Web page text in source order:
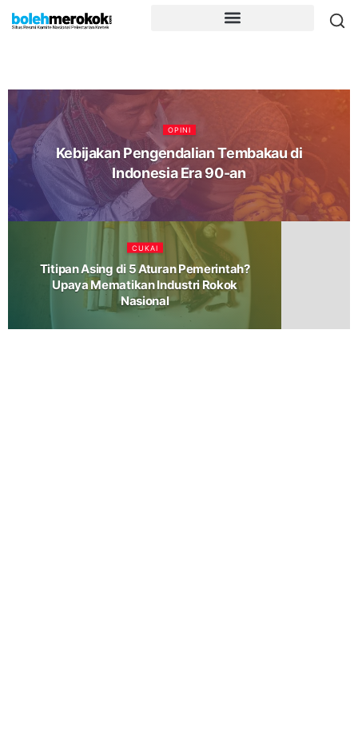
OPINI
Kebijakan Pengendalian Tembakau di
Indonesia Era 90-an
CUKAI
Titipan Asing di 5 Aturan Pemerintah?
Upaya Mematikan Industri Rokok
Nasional